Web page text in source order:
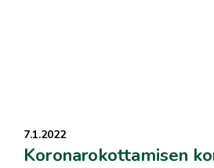
7.1.2022
Koronarokottamisen